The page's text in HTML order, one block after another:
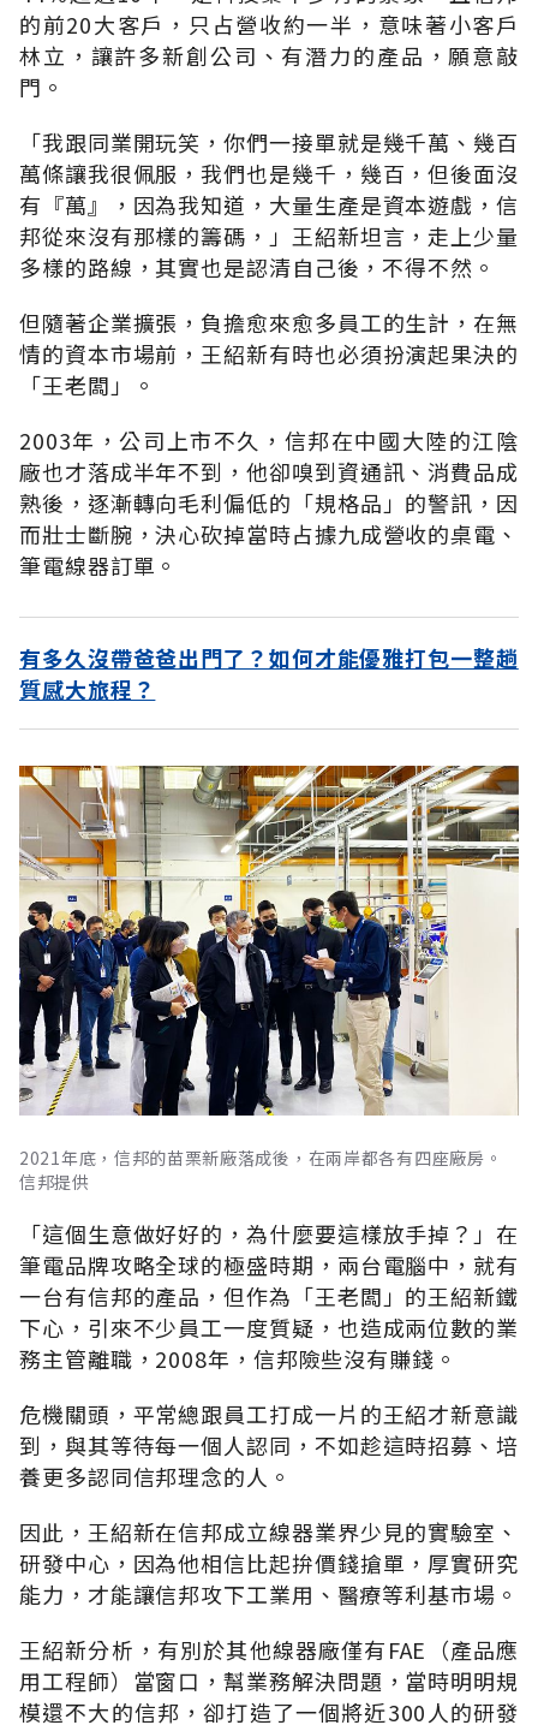
的前20大客戶，只占營收約一半，意味著小客戶
林立，讓許多新創公司、有潛力的產品，願意敲
門。
「我跟同業開玩笑，你們一接單就是幾千萬、幾百
萬條讓我很佩服，我們也是幾千，幾百，但後面沒
有『萬』，因為我知道，大量生產是資本遊戲，信
邦從來沒有那樣的籌碼，」王紹新坦言，走上少量
多樣的路線，其實也是認清自己後，不得不然。
但隨著企業擴張，負擔愈來愈多員工的生計，在無
情的資本市場前，王紹新有時也必須扮演起果決的
「王老闆」。
2003年，公司上市不久，信邦在中國大陸的江陰
廠也才落成半年不到，他卻嗅到資通訊、消費品成
熟後，逐漸轉向毛利偏低的「規格品」的警訊，因
而壯士斷腕，決心砍掉當時占據九成營收的桌電、
筆電線器訂單。
有多久沒帶爸爸出門了？如何才能優雅打包一整趟
質感大旅程？
2021年底，信邦的苗栗新廠落成後，在兩岸都各有四座廠房。
信邦提供
「這個生意做好好的，為什麼要這樣放手掉？」在
筆電品牌攻略全球的極盛時期，兩台電腦中，就有
一台有信邦的產品，但作為「王老闆」的王紹新鐵
下心，引來不少員工一度質疑，也造成兩位數的業
務主管離職，2008年，信邦險些沒有賺錢。
危機關頭，平常總跟員工打成一片的王紹才新意識
到，與其等待每一個人認同，不如趁這時招募、培
養更多認同信邦理念的人。
因此，王紹新在信邦成立線器業界少見的實驗室、
研發中心，因為他相信比起拚價錢搶單，厚實研究
能力，才能讓信邦攻下工業用、醫療等利基市場。
王紹新分析，有別於其他線器廠僅有FAE（產品應
用工程師）當窗口，幫業務解決問題，當時明明規
模還不大的信邦，卻打造了一個將近300人的研發